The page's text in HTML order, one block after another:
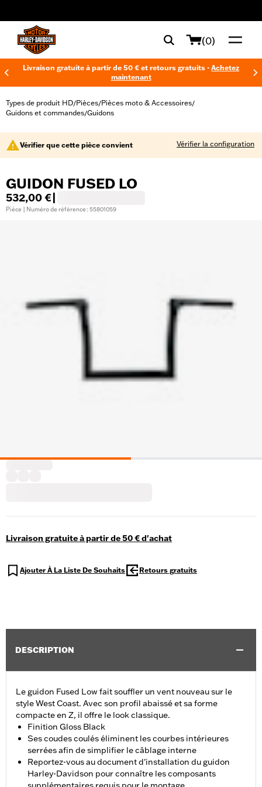
(0)
Livraison gratuite à partir de 50 € et retours gratuits - Achetez
maintenant
Types de produit HD/Pièces/Pièces moto & Accessoires/
Guidons et commandes/Guidons
Vérifier que cette pièce convient Vérifier la configuration
GUIDON FUSED LO
532,00 €
Pièce | Numéro de référence : 55801059
Livraison gratuite à partir de 50 € d'achat
Ajouter À La Liste De Souhaits Retours gratuits
DESCRIPTION
Le guidon Fused Low fait souffler un vent nouveau sur le
style West Coast. Avec son profil abaissé et sa forme
compacte en Z, il offre le look classique.
Finition Gloss Black
Ses coudes coulés éliminent les courbes intérieures
serrées afin de simplifier le câblage interne
Reportez-vous au document d'installation du guidon
Harley-Davidson pour connaître les composants